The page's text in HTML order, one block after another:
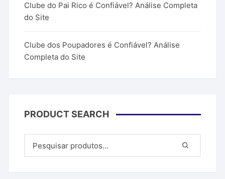
Clube do Pai Rico é Confiável? Análise Completa
do Site
Clube dos Poupadores é Confiável? Análise
Completa do Site
PRODUCT SEARCH